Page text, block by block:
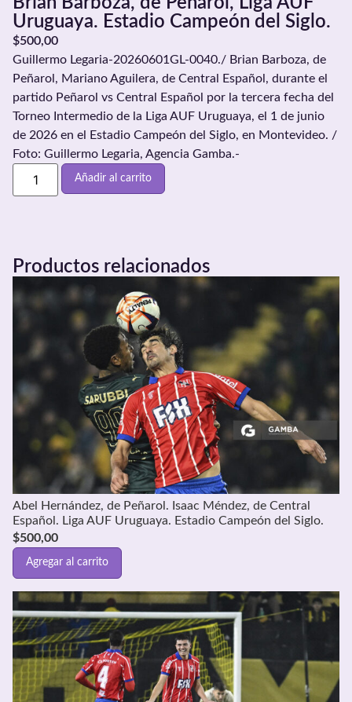
Uruguaya. Estadio Campeón del Siglo.
$500,00
Guillermo Legaria-20260601GL-0040./ Brian Barboza, de
Peñarol, Mariano Aguilera, de Central Español, durante el
partido Peñarol vs Central Español por la tercera fecha del
Torneo Intermedio de la Liga AUF Uruguaya, el 1 de junio
de 2026 en el Estadio Campeón del Siglo, en Montevideo. /
Foto: Guillermo Legaria, Agencia Gamba.-
Añadir al carrito
Productos relacionados
Abel Hernández, de Peñarol. Isaac Méndez, de Central
Español. Liga AUF Uruguaya. Estadio Campeón del Siglo.
$500,00
Agregar al carrito